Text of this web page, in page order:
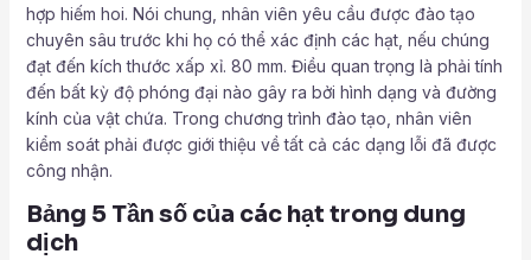
hợp hiếm hoi. Nói chung, nhân viên yêu cầu được đào tạo
chuyên sâu trước khi họ có thể xác định các hạt, nếu chúng
đạt đến kích thước xấp xỉ. 80 mm. Điều quan trọng là phải tính
đến bất kỳ độ phóng đại nào gây ra bởi hình dạng và đường
kính của vật chứa. Trong chương trình đào tạo, nhân viên
kiểm soát phải được giới thiệu về tất cả các dạng lỗi đã được
công nhận.
Bảng 5 Tần số của các hạt trong dung
dịch